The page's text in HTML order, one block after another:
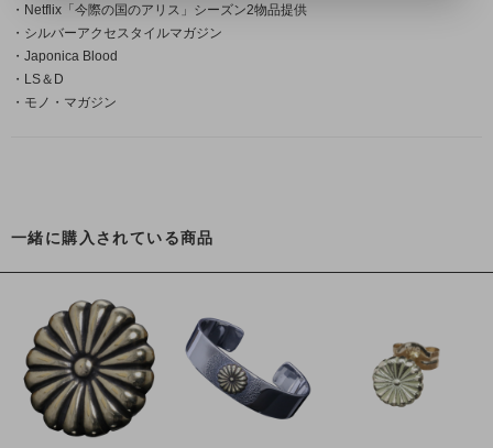
・Netflix「今際の国のアリス」シーズン2物品提供
・シルバーアクセスタイルマガジン
・Japonica Blood
・LS＆D
・モノ・マガジン
一緒に購入されている商品